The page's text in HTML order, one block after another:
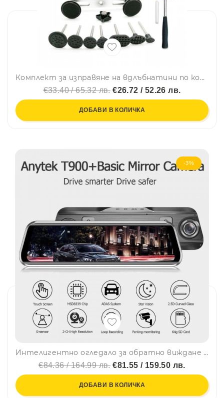
Комплект за изправяне на вдлъбнатини по колата Visbella
€33.40 / 65.32 лв.€26.72 / 52.26 лв.
ДОБАВИ В КОЛИЧКА
-3%
Интелигентно огледало за обратно виждане с камера ,Full HD Starlight Night Vision 1080P, 9.66"
€84.36 / 164.99 лв.€81.55 / 159.50 лв.
ДОБАВИ В КОЛИЧКА